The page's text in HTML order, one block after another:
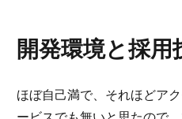
開発環境と採用
ほぼ自己満で、それほどア